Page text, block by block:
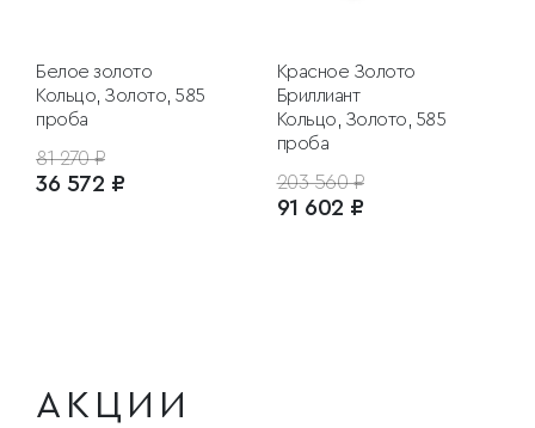
Белое золото
Кольцо, Золото, 585
проба
81 270 ₽
36 572 ₽
Красное Золото
Бриллиант
Кольцо, Золото, 585
проба
203 560 ₽
91 602 ₽
АКЦИИ